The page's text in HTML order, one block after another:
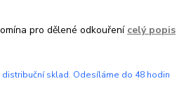
pro dělené odkouření celý popis
distribuční sklad. Odesíláme do 48 hodin